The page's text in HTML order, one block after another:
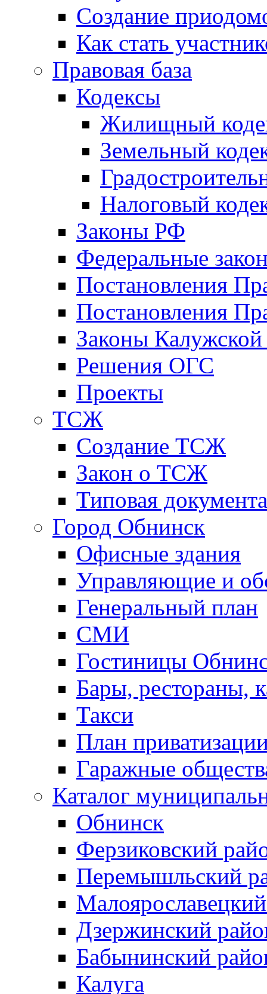
Создание
Как стать
Правовая база
Кодексы
Жилищный
Земельный
Налоговый
Законы РФ
Федеральные
Постановления
Постановления
Законы Калужской
Решения ОГС
Проекты
ТСЖ
Создание ТСЖ
Закон о ТСЖ
Типовая
Город Обнинск
Офисные здания
Управляющие и
Генеральный план
СМИ
Гостиницы
Бары, рестораны,
Такси
План
Гаражные
Каталог
Обнинск
Ферзиковский
Перемышльский
Дзержинский
Бабынинский
Калуга